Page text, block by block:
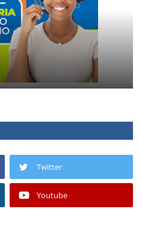
Twitter
Youtube